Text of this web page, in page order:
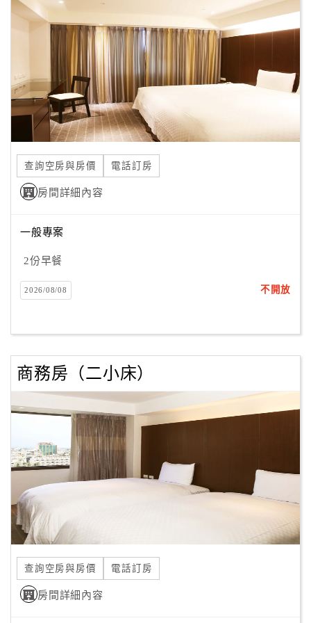
意
度
訂
單
管
理
員
戶
客
服
聯
單
Line
線
上
客
服
紅
利
查
查詢空房與房價 電話訂房
房間詳細內容
一般專案
2份早餐
2026/08/08 不開放
商務房（二小床）
查詢空房與房價 電話訂房
房間詳細內容